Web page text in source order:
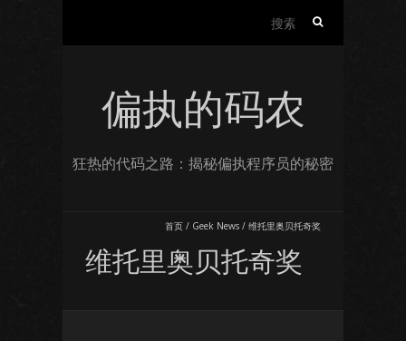
偏执的码农
狂热的代码之路：揭秘偏执程序员的秘密
首页 / Geek News / 维托里奥贝托奇奖
维托里奥贝托奇奖